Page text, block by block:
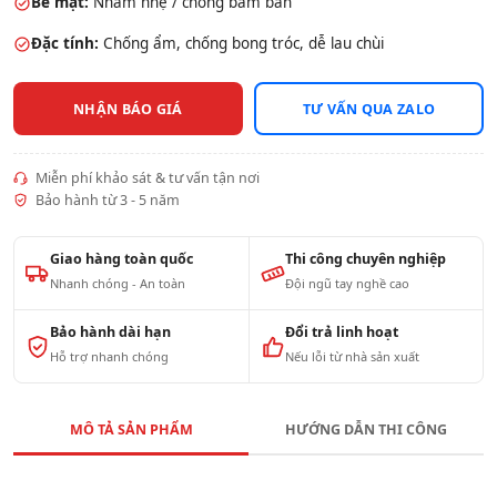
Đặc tính: Chống ẩm, chống bong tróc, dễ lau chùi
NHẬN BÁO GIÁ TƯ VẤN QUA ZALO
Miễn phí khảo sát & tư vấn tận nơi
Bảo hành từ 3 - 5 năm
Giao hàng toàn quốc
Nhanh chóng - An toàn
Thi công chuyên nghiệp
Đội ngũ tay nghề cao
Bảo hành dài hạn
Hỗ trợ nhanh chóng
Đổi trả linh hoạt
Nếu lỗi từ nhà sản xuất
MÔ TẢ SẢN PHẨM HƯỚNG DẪN THI CÔNG